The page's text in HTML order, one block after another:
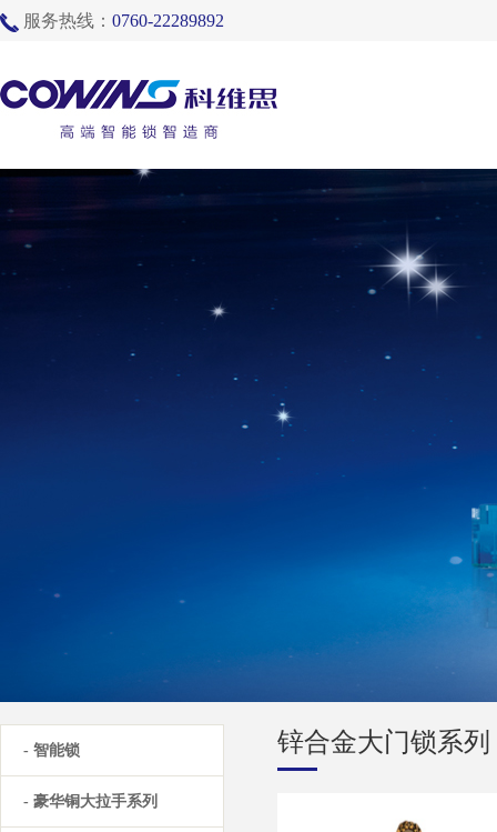
服务热线： 0760-22289892
- 智能锁
- 豪华铜大拉手系列
锌合金大门锁系列